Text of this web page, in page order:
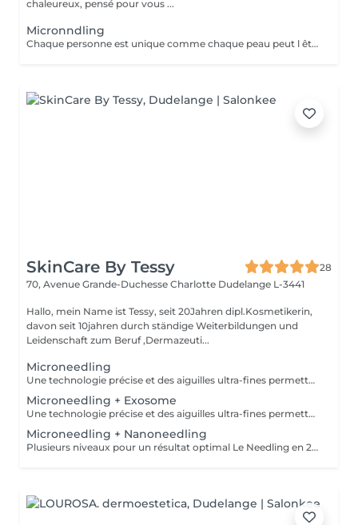
chaleureux, pensé pour vous ...
Micronndling
Chaque personne est unique comme chaque peau peut l être. Nous offrons à peau ce dont elle a besoin, exactement pour ça chaque personne sera évaluée avec minutie. Dans ce traitement grâce à la stimulation des papilles dermiques et à la libération de facteurs de croissance, le micronnedling optimise la fonction cellulaire, renforce la structure de la peau et augment naturellement le collagène TGF-3 via une cascade de cicatrisation régénérative.
SkinCare By Tessy
28
70, Avenue Grande-Duchesse Charlotte Dudelange L-3441
Hallo, mein Name ist Tessy, seit 20Jahren dipl.Kosmetikerin,
davon seit 10jahren durch ständige Weiterbildungen und
Leidenschaft zum Beruf ,Dermazeuti...
Microneedling
Une technologie précise et des aiguilles ultra-fines permettent un traitement doux pour la peau avec des résultats parfaits. Le microneedling stimule le collagène de la peau pour favoriser le processus de régénération et la reconstruction des tissus dans les couches profondes, - raffermissement de la peau - réduction des rides - rajeunissement de la peau - amélioration de la peau vasculaire et des tissus - peau impure - contre l'hyperpigmentation et les cicatrices - affinement des pores
Microneedling + Exosome
Une technologie précise et des aiguilles ultra-fines permettent un traitement doux pour la peau avec des résultats parfaits. Le microneedling stimule le collagène de la peau pour favoriser le processus de régénération et la reconstruction des tissus dans les couches profondes, - raffermissement de la peau - réduction des rides - rajeunissement de la peau - amélioration de la peau vasculaire et des tissus - peau impure - contre l'hyperpigmentation et les cicatrices - affinement des pores
Microneedling + Nanoneedling
Plusieurs niveaux pour un résultat optimal Le Needling en 2 phases agit à différents niveaux de la peau. Absorption parfaite des sérums précieux et stimulation des couches profondes de la peau. Encore plus efficace contre les rides, la perte de contour, les imperfections cutanées et l'hyperpigmentation. AHA Acides alpha-hydroxy - Renouvellement cellulaire - Affinement du grain de peau - Atténuation de l'acné - Réduction des troubles pigmentaires - Amélioration de la profondeur des rides